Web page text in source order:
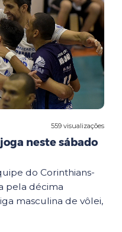
559 visualizações
neste sábado
do Corinthians-
pela décima
masculina de vôlei,